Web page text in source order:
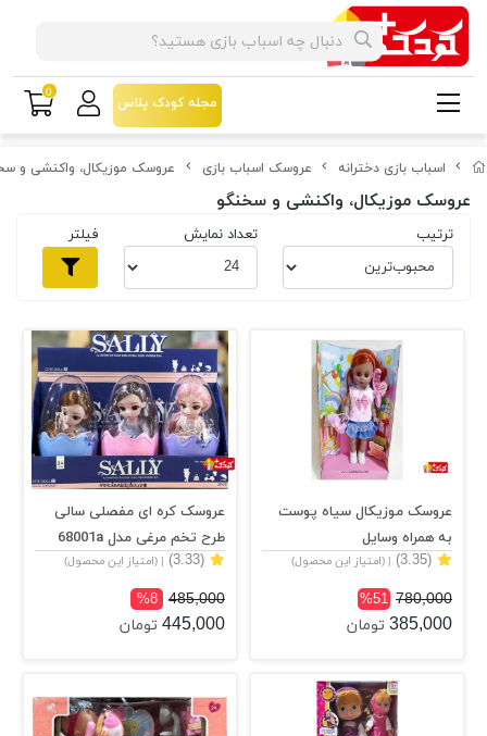
اسباب بازی دخترانه عروسک اسباب بازی عروسک موزیکال، واکنشی و
عروسک موزیکال، واکنشی و سخنگو
ترتیب تعداد نمایش فیلتر
عروسک موزیکال سیاه پوست
به همراه وسایل
(3.35)
| (امتیاز این محصول)
780,000
%51
385,000 تومان
عروسک کره ای مفصلی سالی
طرح تخم مرغی مدل 68001a
(3.33)
| (امتیاز این محصول)
485,000
%8
445,000 تومان
مجله کودک پلاس
0